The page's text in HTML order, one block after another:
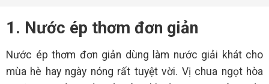
1. Nước ép thơm đơn giản
Nước ép thơm đơn giản dùng làm nước giải khát cho
mùa hè hay ngày nóng rất tuyệt vời. Vị chua ngọt hòa